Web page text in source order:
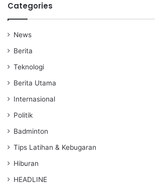
Categories
News
Berita
Teknologi
Berita Utama
Internasional
Politik
Badminton
Tips Latihan & Kebugaran
Hiburan
HEADLINE